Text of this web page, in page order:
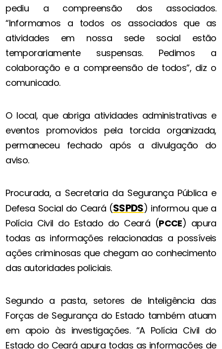
pediu a compreensão dos associados.
“Informamos a todos os associados que as
atividades em nossa sede social estão
temporariamente suspensas. Pedimos a
colaboração e a compreensão de todos”, diz o
comunicado.
O local, que abriga atividades administrativas e
eventos promovidos pela torcida organizada,
permaneceu fechado após a divulgação do
aviso.
Procurada, a Secretaria da Segurança Pública e
Defesa Social do Ceará (SSPDS) informou que a
Polícia Civil do Estado do Ceará (PCCE) apura
todas as informações relacionadas a possíveis
ações criminosas que chegam ao conhecimento
das autoridades policiais.
Segundo a pasta, setores de Inteligência das
Forças de Segurança do Estado também atuam
em apoio às investigações. “A Polícia Civil do
Estado do Ceará apura todas as informações de